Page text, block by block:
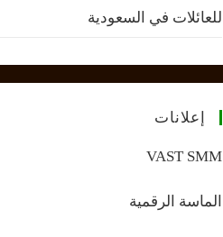
للعائلات في السعودية
إعلانات
VAST SMM
الماسة الرقمية